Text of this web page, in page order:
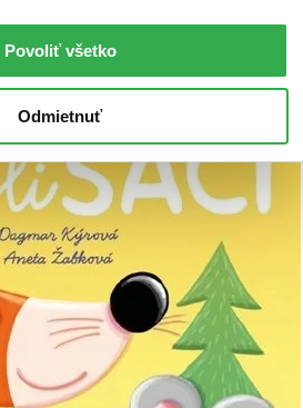
Povoliť všetko
Odmietnuť